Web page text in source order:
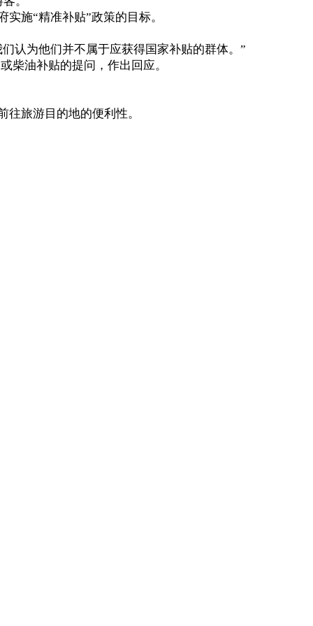
施“精准补贴”政策的目标。
认为他们并不属于应获得国家补贴的群体。”
柴油补贴的提问，作出回应。
旅游目的地的便利性。